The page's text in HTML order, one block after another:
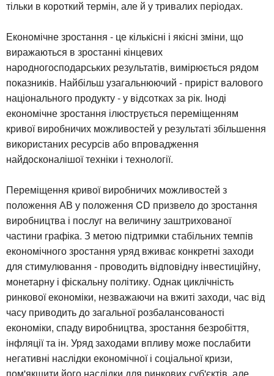
тільки в короткий термін, але й у тривалих періодах.
Економічне зростання - це кількісні і якісні зміни, що
виражаються в зростанні кінцевих
народногосподарських результатів, вимірюється рядом
показників. Найбільш узагальнюючий - приріст валового
національного продукту - у відсотках за рік. Іноді
економічне зростання ілюструється переміщенням
кривої виробничих можливостей у результаті збільшення
використаних ресурсів або впровадження
найдосконалішої техніки і технології.
Переміщення кривої виробничих можливостей з
положення АВ у положення CD призвело до зростання
виробництва і послуг на величину заштрихованої
частини графіка. З метою підтримки стабільних темпів
економічного зростання уряд вживає конкретні заходи
для стимулювання - проводить відповідну інвестиційну,
монетарну і фіскальну політику. Однак циклічність
ринкової економіки, незважаючи на вжиті заходи, час від
часу приводить до загальної розбалансованості
економіки, спаду виробництва, зростання безробіття,
інфляції та ін. Уряд заходами впливу може послабити
негативні наслідки економічної і соціальної кризи,